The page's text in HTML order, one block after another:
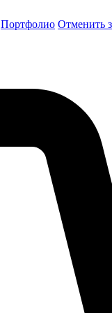
Портфолио Отменить